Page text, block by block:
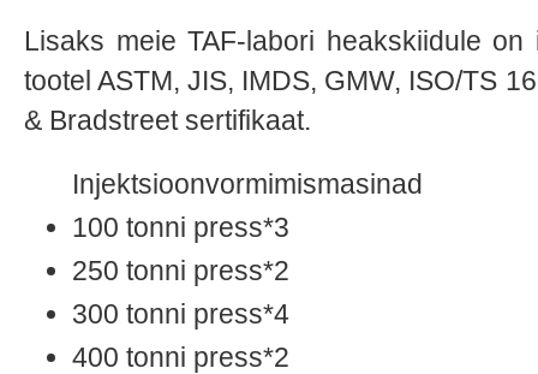
Lisaks meie TAF-labori heakskiidule
tootel ASTM, JIS, IMDS, GMW, ISO/TS
& Bradstreet sertifikaat.
Injektsioonvormimismasinad
100 tonni press*3
250 tonni press*2
300 tonni press*4
400 tonni press*2